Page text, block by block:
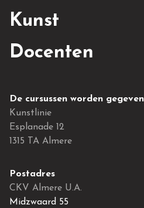
Kunst
Docenten
De cursussen worden
Kunstlinie
Esplanade 12
1315 TA Almere
Postadres
CKV Almere U.A.
Midzwaard 55